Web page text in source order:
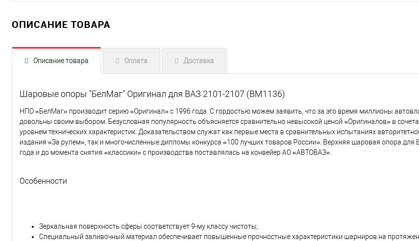
ОПИСАНИЕ ТОВАРА
Описание товара Оплата Доставка
Шаровые опоры "БелМаг" Оригинал для ВАЗ 2101-2107 (BM1136)
НПО «БелМаг» производит серию «Оригинал» с 1996 года. С гордостью можем заявить, что за это время миллионы
довольны своим выбором. Безусловная популярность объясняется сравнительно невысокой ценой «Оригиналов» в
уровнем технических характеристик. Доказательством служат как первые места в сравнительных испытаниях
издания «За рулем», так и многочисленные дипломы конкурса «100 лучших товаров России». Верхняя шаровая опора для
года и до момента снятия «классики» с производства поставлялась на конвейер АО «АВТОВАЗ».
Особенности
Зеркальная поверхность сферы соответствует 9-му классу чистоты;
Специальный заливочный материал обеспечивает повышенные прочностные характеристики шарниров на